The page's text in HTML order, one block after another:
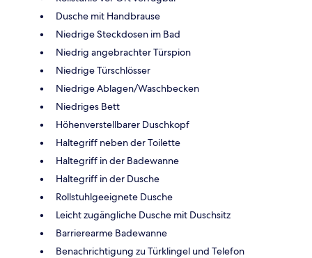
Dusche mit Handbrause
Niedrige Steckdosen im Bad
Niedrig angebrachter Türspion
Niedrige Türschlösser
Niedrige Ablagen/Waschbecken
Niedriges Bett
Höhenverstellbarer Duschkopf
Haltegriff neben der Toilette
Haltegriff in der Badewanne
Haltegriff in der Dusche
Rollstuhlgeeignete Dusche
Leicht zugängliche Dusche mit Duschsitz
Barrierearme Badewanne
Benachrichtigung zu Türklingel und Telefon